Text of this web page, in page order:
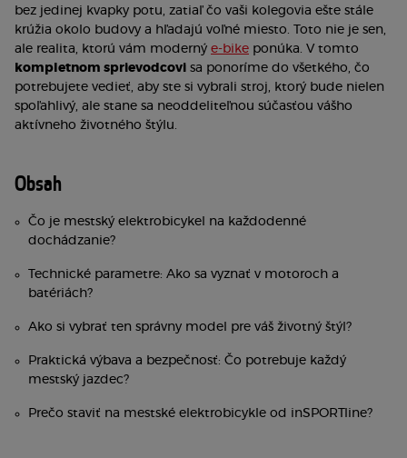
bez jedinej kvapky potu, zatiaľ čo vaši kolegovia ešte stále
krúžia okolo budovy a hľadajú voľné miesto. Toto nie je sen,
ale realita, ktorú vám moderný e-bike ponúka. V tomto
kompletnom sprievodcovi sa ponoríme do všetkého, čo
potrebujete vedieť, aby ste si vybrali stroj, ktorý bude nielen
spoľahlivý, ale stane sa neoddeliteľnou súčasťou vášho
aktívneho životného štýlu.
Obsah
Čo je mestský elektrobicykel na každodenné
dochádzanie?
Technické parametre: Ako sa vyznať v motoroch a
batériách?
Ako si vybrať ten správny model pre váš životný štýl?
Praktická výbava a bezpečnosť: Čo potrebuje každý
mestský jazdec?
Prečo staviť na mestské elektrobicykle od inSPORTline?